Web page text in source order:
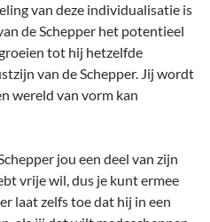
van deze individualisatie is
de Schepper het potentieel
tot hij hetzelfde
van de Schepper. Jij wordt
wereld van vorm kan
jou een deel van zijn
vrije wil, dus je kunt ermee
laat zelfs toe dat hij in een